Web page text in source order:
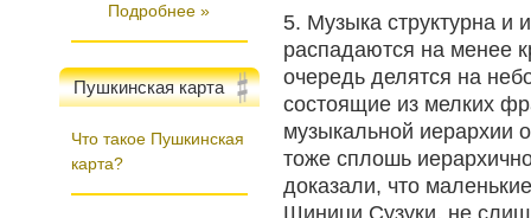
Подробнее »
Пушкинская карта
Что такое Пушкинская
карта?
5. Музыка структурна и
распадаются на менее
очередь делятся на
состоящие из мелких
музыкальной иерархии
тоже сплошь
доказали, что
Шиници Сузуки, не